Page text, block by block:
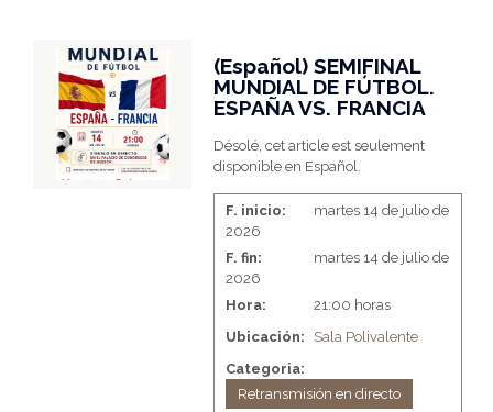
(Español) SEMIFINAL
MUNDIAL DE FÚTBOL.
ESPAÑA VS. FRANCIA
Désolé, cet article est seulement
disponible en Español.
F. inicio:
martes 14 de julio de
2026
F. fin:
martes 14 de julio de
2026
Hora:
21:00 horas
Ubicación:
Sala Polivalente
Categoria:
Retransmisión en directo